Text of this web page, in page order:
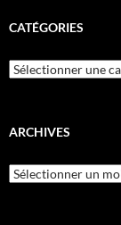
CATÉGORIES
Catégories
ARCHIVES
Archives